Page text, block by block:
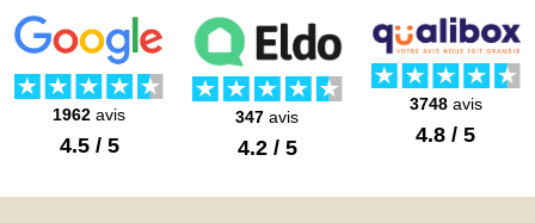
1962 avis
4.5 / 5
347 avis
4.2 / 5
3748avis
4.8 / 5